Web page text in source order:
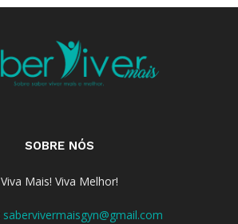
SOBRE NÓS
Viva Mais! Viva Melhor!
sabervivermaisgyn@gmail.com